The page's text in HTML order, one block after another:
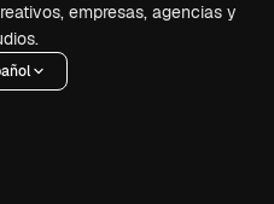
empresas, agencias y